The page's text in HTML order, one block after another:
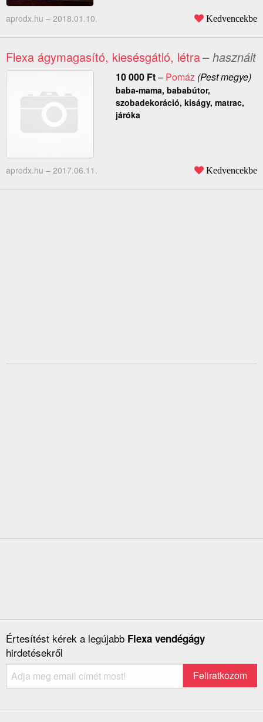
aprodx.hu – 2018.01.10. Kedvencekbe
Flexa ágymagasító, kiesésgátló, létra– használt
10 000 Ft– Pomáz(Pest megye)
baba-mama, bababútor,
szobadekoráció, kiságy, matrac,
járóka
aprodx.hu – 2017.06.11. Kedvencekbe
Értesítést kérek a legújabb Flexa vendégágy
hirdetésekről